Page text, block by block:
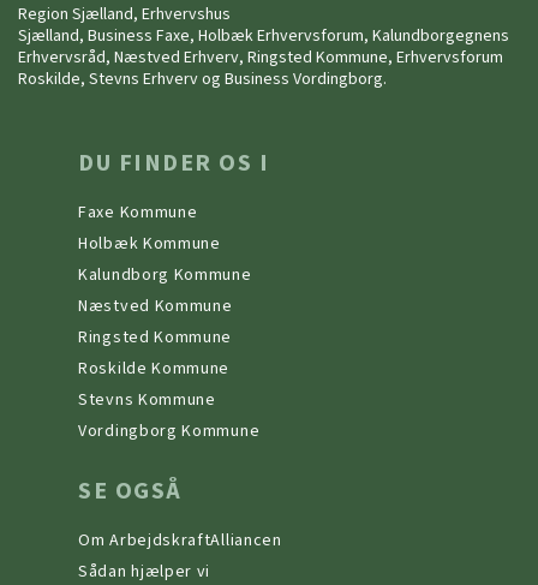
Region Sjælland, Erhvervshus
Sjælland, Business Faxe, Holbæk Erhvervsforum, Kalundborgegnens
Erhvervsråd, Næstved Erhverv, Ringsted Kommune, Erhvervsforum
Roskilde, Stevns Erhverv og Business Vordingborg.
DU FINDER OS I
Faxe Kommune
Holbæk Kommune
Kalundborg Kommune
Næstved Kommune
Ringsted Kommune
Roskilde Kommune
Stevns Kommune
Vordingborg Kommune
SE OGSÅ
Om ArbejdskraftAlliancen
Sådan hjælper vi